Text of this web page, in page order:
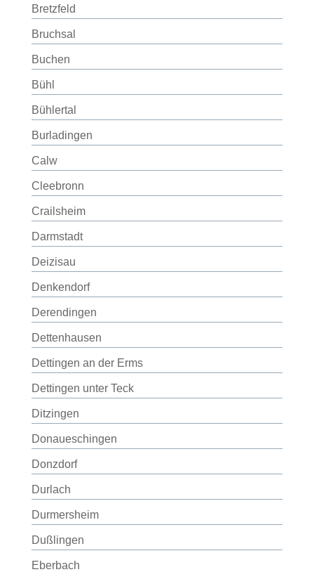
Bretzfeld
Bruchsal
Buchen
Bühl
Bühlertal
Burladingen
Calw
Cleebronn
Crailsheim
Darmstadt
Deizisau
Denkendorf
Derendingen
Dettenhausen
Dettingen an der Erms
Dettingen unter Teck
Ditzingen
Donaueschingen
Donzdorf
Durlach
Durmersheim
Dußlingen
Eberbach